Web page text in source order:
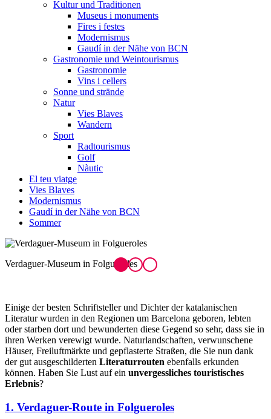
Kultur und Traditionen
Museus i monuments
Fires i festes
Modernismus
Gaudí in der Nähe von BCN
Gastronomie und Weintourismus
Gastronomie
Vins i cellers
Sonne und strände
Natur
Vies Blaves
Wandern
Sport
Radtourismus
Golf
Nàutic
El teu viatge
Vies Blaves
Modernismus
Gaudí in der Nähe von BCN
Sommer
Cau Ferrat in Sitges
Einige der besten Schriftsteller und Dichter der katalanischen
Literatur wurden in den Regionen um Barcelona geboren, lebten
oder starben dort und bewunderten diese Gegend so sehr, dass sie in
ihren Werken verewigt wurde. Naturlandschaften, verwunschene
Häuser, Freiluftmärkte und gepflasterte Straßen, die Sie nun dank
der gut ausgeschilderten Literaturrouten ebenfalls erkunden
können. Haben Sie Lust auf ein unvergessliches touristisches
Erlebnis?
1. Verdaguer-Route in Folgueroles